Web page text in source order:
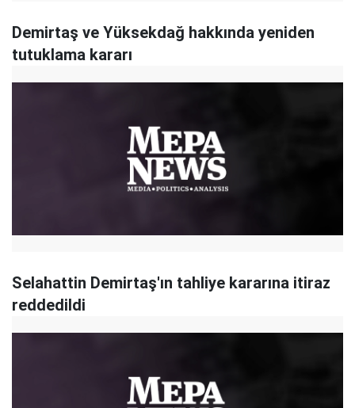
Demirtaş ve Yüksekdağ hakkında yeniden
tutuklama kararı
Selahattin Demirtaş'ın tahliye kararına itiraz
reddedildi